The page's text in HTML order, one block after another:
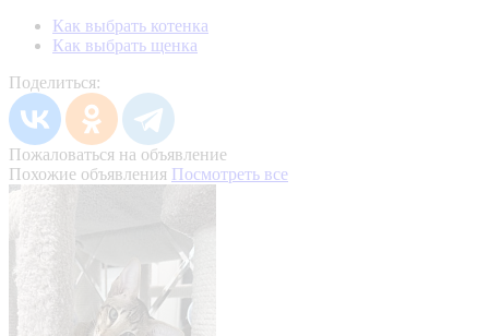
Как выбрать котенка
Как выбрать щенка
Поделиться:
Пожаловаться на объявление
Похожие объявления Посмотреть все